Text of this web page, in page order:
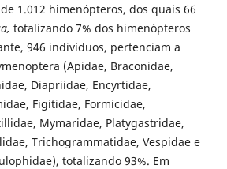
1.012 himenópteros, dos quais 66
totalizando 7% dos himenópteros
946 indivíduos, pertenciam a
(Apidae, Braconidae,
Diapriidae, Encyrtidae,
Figitidae, Formicidae,
Mymaridae, Platygastridae,
Trichogrammatidae, Vespidae e
totalizando 93%. Em